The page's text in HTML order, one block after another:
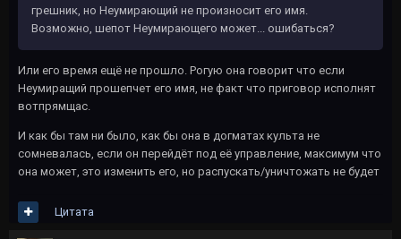
грешник, но Неумирающий не произносит его имя.
Возможно, шепот Неумирающего может... ошибаться?
Или его время ещё не прошло. Рогую она говорит что если
Неумиращий прошепчет его имя, не факт что приговор исполнят
вотпрямщас.
И как бы там ни было, как бы она в догматах культа не
сомневалась, если он перейдёт под её управление, максимум что
она может, это изменить его, но распускать/уничтожать не будет
Цитата